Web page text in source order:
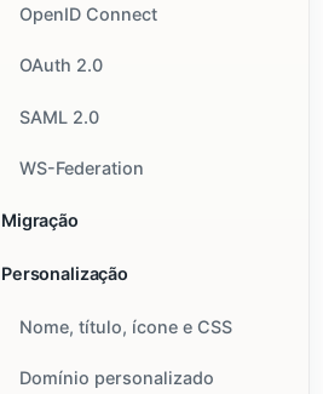
OpenID Connect
OAuth 2.0
SAML 2.0
WS-Federation
Migração
Personalização
Nome, título, ícone e CSS
Domínio personalizado